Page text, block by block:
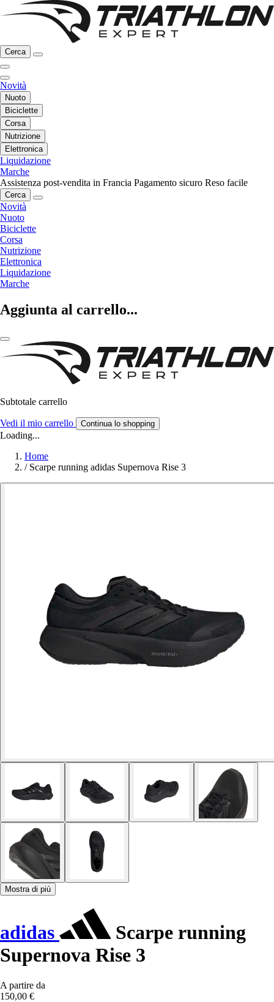
Cerca
Novità
Nuoto
Biciclette
Corsa
Nutrizione
Elettronica
Liquidazione
Marche
Assistenza post-vendita in Francia Pagamento sicuro Reso facile
Cerca
Novità
Nuoto
Biciclette
Corsa
Nutrizione
Elettronica
Liquidazione
Marche
Aggiunta al carrello...
Subtotale carrello
Vedi il mio carrello Continua lo shopping
Loading...
Home
/ Scarpe running adidas Supernova Rise 3
Mostra di più
adidas
Scarpe running
Supernova Rise 3
A partire da
150,00 €